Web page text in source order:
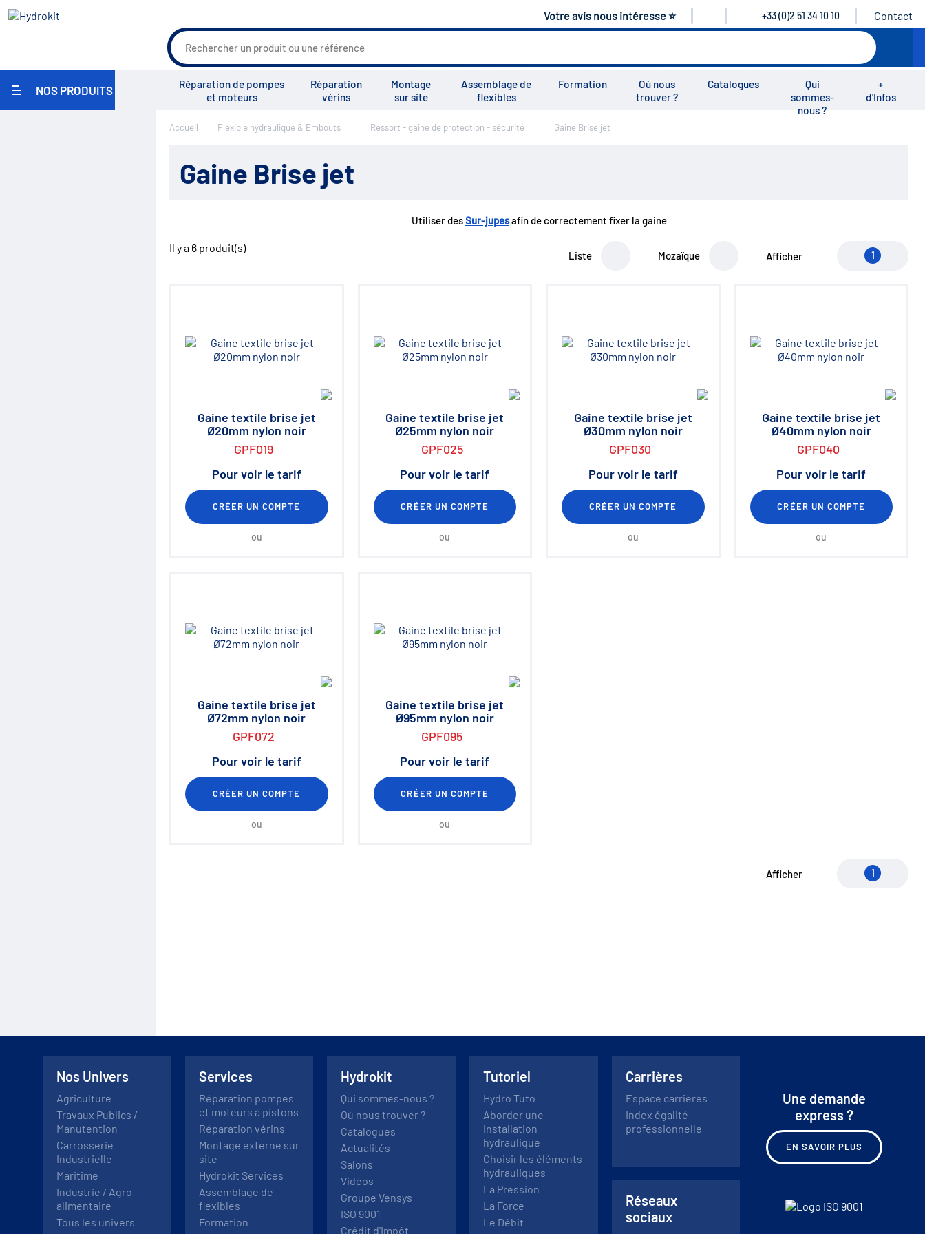
Votre avis nous intéresse ⭐ +33 (0)2 51 34 10 10 Contact
NOS PRODUITS
Réparation de pompes
et moteurs
Réparation
vérins
Montage
sur site
Assemblage de
flexibles
Formation
Où nous
trouver ?
Catalogues
Qui
sommes-
nous ?
+
d'Infos
Actualités Salons Tous les services Tutoriels Vidéos
Accueil Flexible hydraulique & Embouts Ressort - gaine de protection - sécurité Gaine Brise jet
Gaine Brise jet
Utiliser desSur-jupesafin de correctement fixer la gaine
Il y a 6 produit(s)
Liste Mozaïque Afficher 1
Gaine textile brise jet
Ø20mm nylon noir
GPF019
Pour voir le tarif
CRÉER UN COMPTE
ou
Gaine textile brise jet
Ø25mm nylon noir
GPF025
Pour voir le tarif
CRÉER UN COMPTE
ou
Gaine textile brise jet
Ø30mm nylon noir
GPF030
Pour voir le tarif
CRÉER UN COMPTE
ou
Gaine textile brise jet
Ø40mm nylon noir
GPF040
Pour voir le tarif
CRÉER UN COMPTE
ou
Gaine textile brise jet
Ø72mm nylon noir
GPF072
Pour voir le tarif
CRÉER UN COMPTE
ou
Gaine textile brise jet
Ø95mm nylon noir
GPF095
Pour voir le tarif
CRÉER UN COMPTE
ou
Afficher 1
Nos Univers
Agriculture
Travaux Publics /
Manutention
Carrosserie
Industrielle
Maritime
Industrie / Agro-
alimentaire
Tous les univers
Services
Réparation pompes
et moteurs à pistons
Réparation vérins
Montage externe sur
site
Hydrokit Services
Assemblage de
flexibles
Formation
Hydrokit
Qui sommes-nous ?
Où nous trouver ?
Catalogues
Actualités
Salons
Vidéos
Groupe Vensys
ISO 9001
Crédit d'Impôt
Tutoriel
Hydro Tuto
Aborder une
installation
hydraulique
Choisir les éléments
hydrauliques
La Pression
La Force
Le Débit
Carrières
Espace carrières
Index égalité
professionnelle
Réseaux
sociaux
Une demande
express ?
EN SAVOIR PLUS